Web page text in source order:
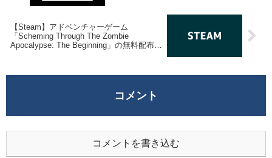
【Steam】アドベンチャーゲーム
「Scheming Through The Zombie
Apocalypse: The Beginning」の無料配布が
コメント
コメントを書き込む